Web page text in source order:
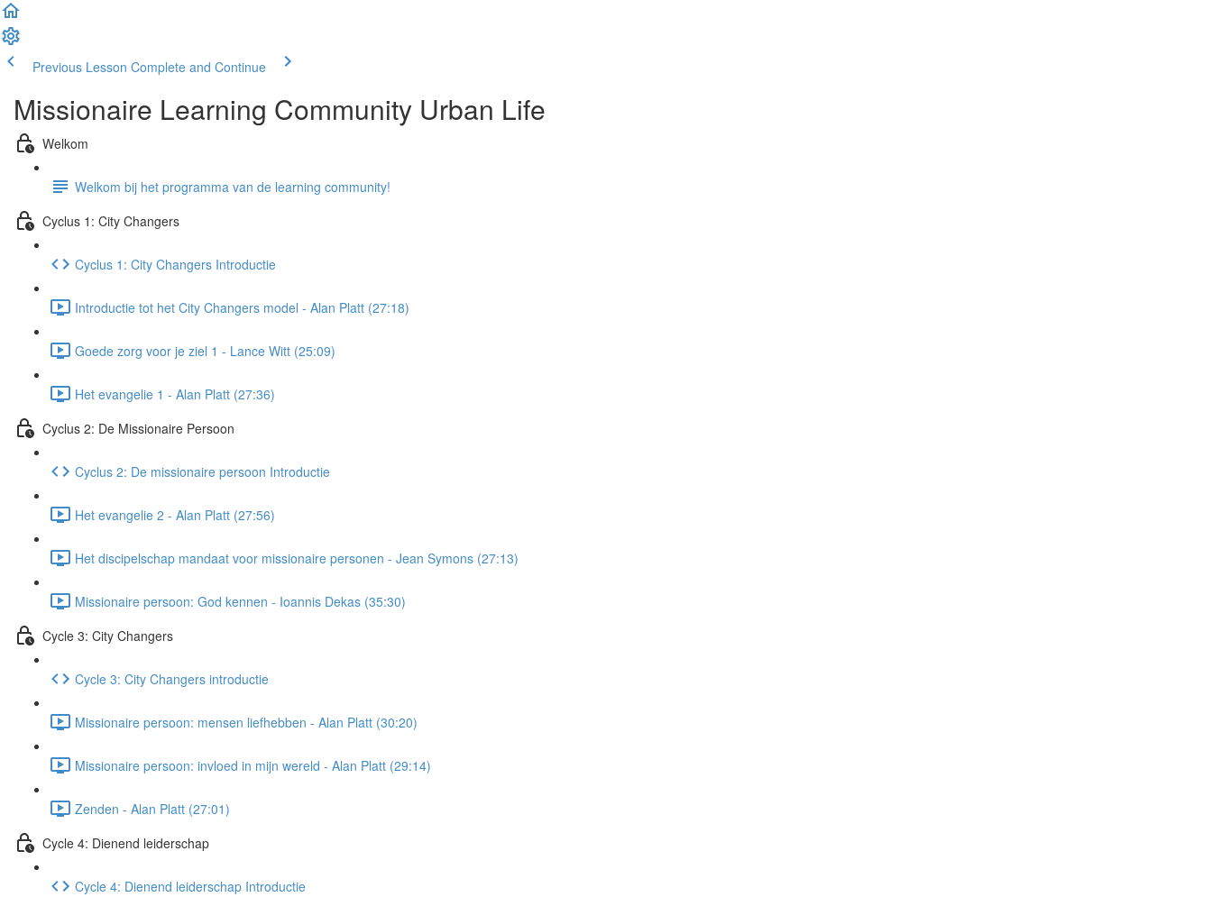
Previous Lesson Complete and Continue
Missionaire Learning Community Urban Life
Welkom
Welkom bij het programma van de learning community!
Cyclus 1: City Changers
Cyclus 1: City Changers Introductie
Introductie tot het City Changers model - Alan Platt (27:18)
Goede zorg voor je ziel 1 - Lance Witt (25:09)
Het evangelie 1 - Alan Platt (27:36)
Cyclus 2: De Missionaire Persoon
Cyclus 2: De missionaire persoon Introductie
Het evangelie 2 - Alan Platt (27:56)
Het discipelschap mandaat voor missionaire personen - Jean Symons (27:13)
Missionaire persoon: God kennen - Ioannis Dekas (35:30)
Cycle 3: City Changers
Cycle 3: City Changers introductie
Missionaire persoon: mensen liefhebben - Alan Platt (30:20)
Missionaire persoon: invloed in mijn wereld - Alan Platt (29:14)
Zenden - Alan Platt (27:01)
Cycle 4: Dienend leiderschap
Cycle 4: Dienend leiderschap Introductie